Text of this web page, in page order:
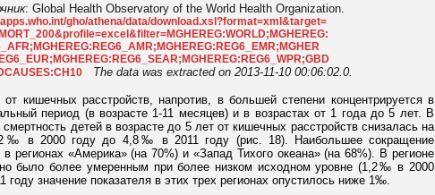
: Global Health Observatory of the World Health Organization.
gho/athena/data/download.xsl?format=xml&target=
The data was extracted on 2013-11-10 00:06:02.0.
от кишечных расстройств, напротив, в большей степени концентрируется в
период (в возрасте 1-11 месяцев) и в возрастах от 1 года до 5 лет. В
детей в возрасте до 5 лет от кишечных расстройств снизалась на
в 2000 году до 4,8‰ в 2011 году (рис. 18). Наибольшее сокращение
в регионах «Америка» (на 70%) и «Запад Тихого океана» (на 68%). В регионе
было более умеренным при более низком исходном уровне (1,2‰ в 2000
году значение показателя в этих трех регионах опустилось ниже 1‰.